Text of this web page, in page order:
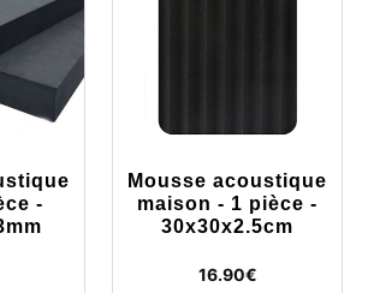
-
Mousse acoustique
maison - 1 pièce -
30x30x2.5cm
16.90€